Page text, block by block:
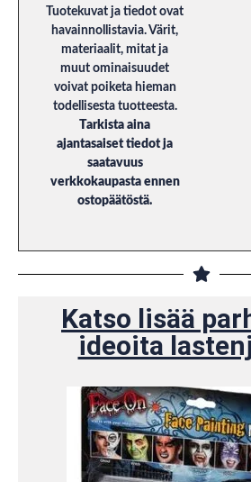
Tuotekuvat ja tiedot ovat
havainnollistavia. Värit,
materiaalit, mitat ja
muut ominaisuudet
voivat poiketa hieman
todellisesta tuotteesta.
Tarkista aina
ajantasaiset tiedot ja
saatavuus
verkkokaupasta ennen
ostopäätöstä.
Katso lisää
ideoita